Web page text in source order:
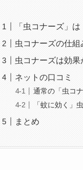
「虫コナーズ」
虫コナーズの仕組
虫コナーズは効果
ネットの口コミ
通常の「虫コナ
「蚊に効く」
まとめ